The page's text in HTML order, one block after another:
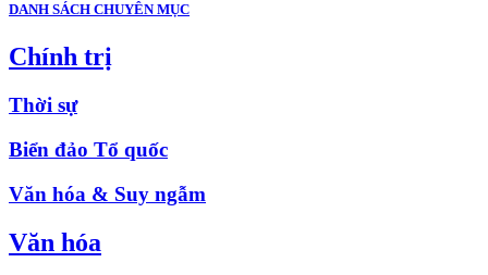
DANH SÁCH CHUYÊN MỤC
Chính trị
Thời sự
Biển đảo Tổ quốc
Văn hóa & Suy ngẫm
Văn hóa